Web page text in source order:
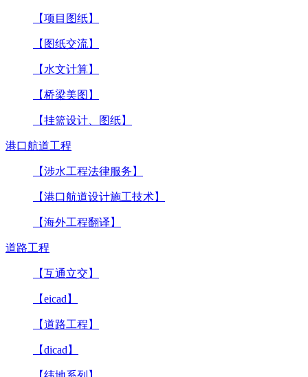
【项目图纸】
【图纸交流】
【水文计算】
【桥梁美图】
【挂篮设计、图纸】
港口航道工程
【涉水工程法律服务】
【港口航道设计施工技术】
【海外工程翻译】
道路工程
【互通立交】
【eicad】
【道路工程】
【dicad】